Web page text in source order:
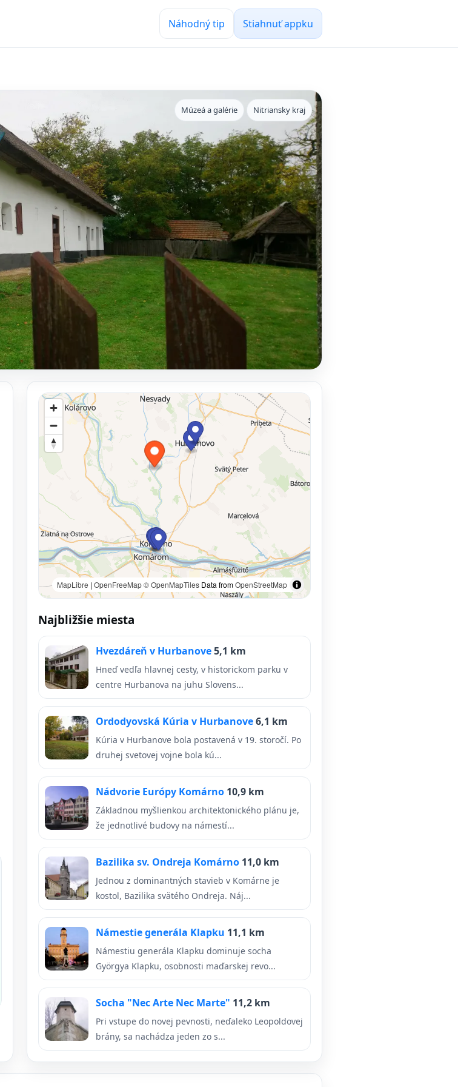
Náhodný tip Stiahnuť appku
Múzeá a galérie Nitriansky kraj
MapLibre | OpenFreeMap© OpenMapTiles Data fromOpenStreetMap
Najbližšie miesta
Hvezdáreň v Hurbanove5,1 km
Hneď vedľa hlavnej cesty, v historickom parku v
centre Hurbanova na juhu Slovens...
Ordodyovská Kúria v Hurbanove6,1 km
Kúria v Hurbanove bola postavená v 19. storočí. Po
druhej svetovej vojne bola kú...
Nádvorie Európy Komárno 10,9 km
Základnou myšlienkou architektonického plánu je,
že jednotlivé budovy na námestí...
Bazilika sv. Ondreja Komárno 11,0 km
Jednou z dominantných stavieb v Komárne je
kostol, Bazilika svätého Ondreja. Náj...
Námestie generála Klapku 11,1 km
Námestiu generála Klapku dominuje socha
Györgya Klapku, osobnosti maďarskej revo...
Socha "Nec Arte Nec Marte" 11,2 km
Pri vstupe do novej pevnosti, neďaleko Leopoldovej
brány, sa nachádza jeden zo s...